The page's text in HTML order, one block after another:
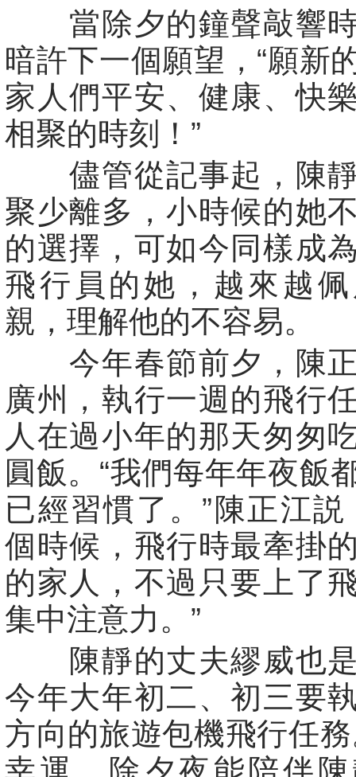
當除夕的鐘聲敲響時
暗許下一個願望，“願新
家人們平安、健康、快
相聚的時刻！”
儘管從記事起，陳靜
聚少離多，小時候的她
的選擇，可如今同樣成
飛行員的她，越來越
親，理解他的不容易。
今年春節前夕，陳正
廣州，執行一週的飛行
人在過小年的那天匆匆
圓飯。“我們每年年夜飯
已經習慣了。”陳正江説
個時候，飛行時最牽掛
的家人，不過只要上了
集中注意力。”
陳靜的丈夫繆威也是
今年大年初二、初三要
方向的旅遊包機飛行任